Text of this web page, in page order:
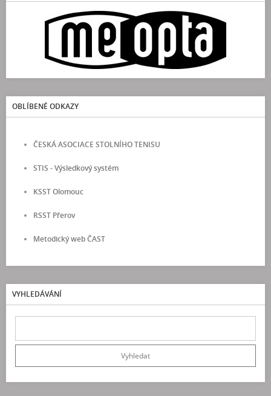
OBLÍBENÉ ODKAZY
ČESKÁ ASOCIACE STOLNÍHO TENISU
STIS - Výsledkový systém
KSST Olomouc
RSST Přerov
Metodický web ČAST
VYHLEDÁVÁNÍ